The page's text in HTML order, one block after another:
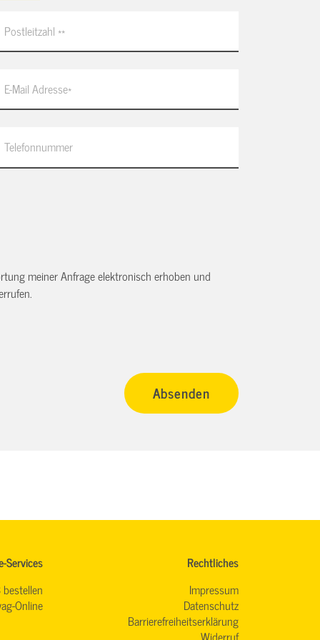
meiner Anfrage elektronisch erhoben und
Services
bestellen
Online
Rechtliches
Impressum
Datenschutz
Barrierefreiheitserklärung
Widerruf